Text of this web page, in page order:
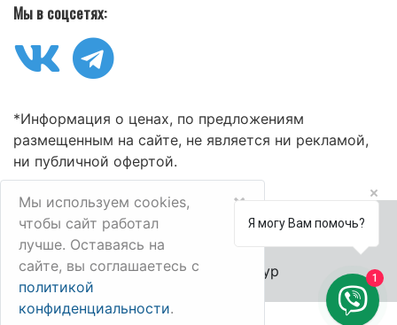
Мы в соцсетях:
*Информация о ценах, по предложениям
размещенным на сайте, не является ни рекламой,
ни публичной офертой.
© 2006-2025 Велл-Тур
Мы используем cookies,
чтобы сайт работал
лучше. Оставаясь на
сайте, вы соглашаетесь с
политикой
конфиденциальности.
×
Я могу Вам помочь?
1